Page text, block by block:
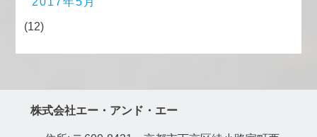
(12)
株式会社エー・アンド・エー